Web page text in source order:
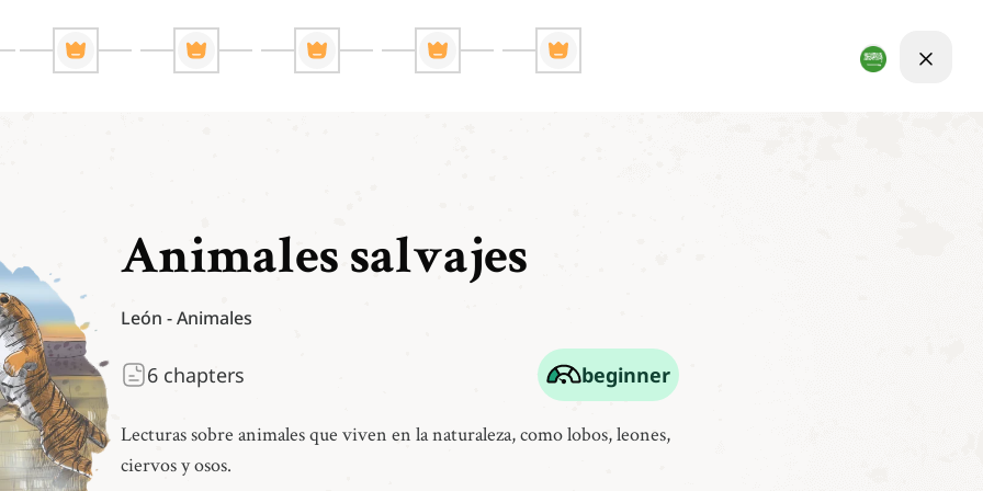
Animales salvajes
León -Animales
6 chapters beginner
Lecturas sobre animales que viven en la naturaleza, como lobos, leones,
ciervos y osos.